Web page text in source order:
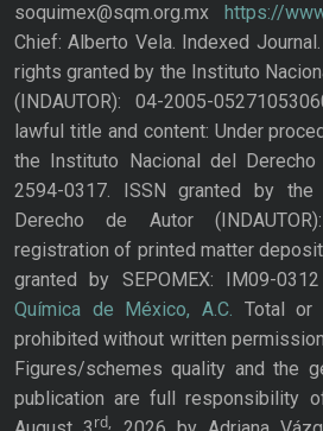
soquimex@sqm.org.mx https://
Chief: Alberto Vela. Indexed
rights granted by the Instituto
(INDAUTOR): 04-2005-
lawful title and content: Under
the Instituto Nacional del Derecho
2594-0317. ISSN granted by
Derecho de Autor
registration of printed matter
granted by SEPOMEX: IM09-
Química de México, A.C. Total or
prohibited without written
Figures/schemes quality and the
publication are full responsibility
rd,